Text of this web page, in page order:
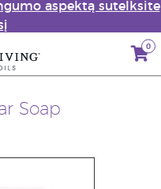
aspektą sutelksite
0
Soap